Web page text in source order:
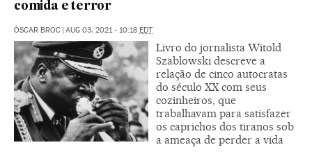
comida e terror
ÒSCAR BROC | AUG 03, 2021 - 10:18 EDT
Livro do jornalista Witold
Szablowski descreve a
relação de cinco autocratas
do século XX com seus
cozinheiros, que
trabalhavam para satisfazer
os caprichos dos tiranos sob
a ameaça de perder a vida